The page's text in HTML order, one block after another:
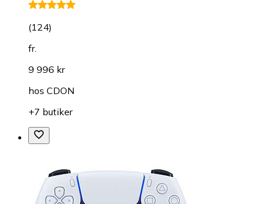
(124)
fr.
9 996 kr
hos CDON
+7 butiker